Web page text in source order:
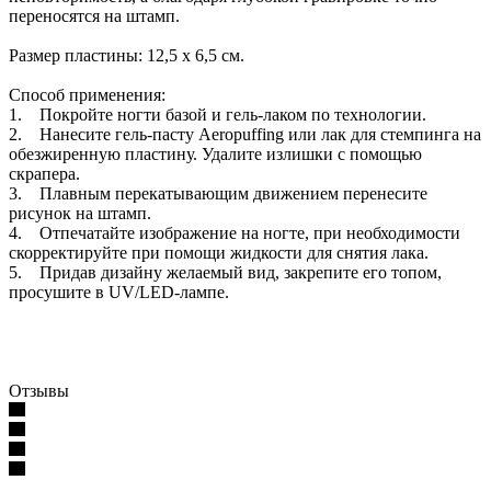
переносятся на штамп.
Размер пластины: 12,5 х 6,5 см.
Способ применения:
1. Покройте ногти базой и гель-лаком по технологии.
2. Нанесите гель-пасту Aeropuffing или лак для стемпинга на
обезжиренную пластину. Удалите излишки с помощью
скрапера.
3. Плавным перекатывающим движением перенесите
рисунок на штамп.
4. Отпечатайте изображение на ногте, при необходимости
скорректируйте при помощи жидкости для снятия лака.
5. Придав дизайну желаемый вид, закрепите его топом,
просушите в UV/LED-лампе.
Отзывы